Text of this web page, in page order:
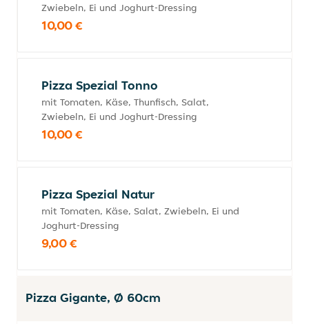
Zwiebeln, Ei und Joghurt-Dressing
10,00 €
Pizza Spezial Tonno
mit Tomaten, Käse, Thunfisch, Salat,
Zwiebeln, Ei und Joghurt-Dressing
10,00 €
Pizza Spezial Natur
mit Tomaten, Käse, Salat, Zwiebeln, Ei und
Joghurt-Dressing
9,00 €
Pizza Gigante, Ø 60cm